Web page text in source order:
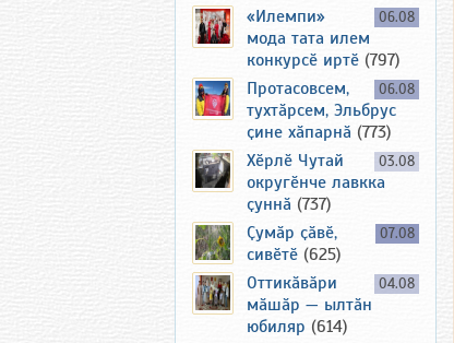
06.08
«Илемпи»
мода тата илем
конкурсӗ иртӗ (797)
06.08
Протасовсем,
тухтӑрсем, Эльбрус
ҫине хӑпарнӑ (773)
03.08
Хӗрлӗ Чутай
округӗнче лавкка
ҫуннӑ (737)
07.08
Ҫумӑр ҫӑвӗ,
сивӗтӗ (625)
04.08
Оттикӑвӑри
мӑшӑр — ылтӑн
юбиляр (614)